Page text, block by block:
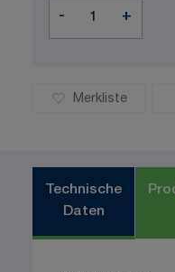
- +
Merkliste
Technische
Daten